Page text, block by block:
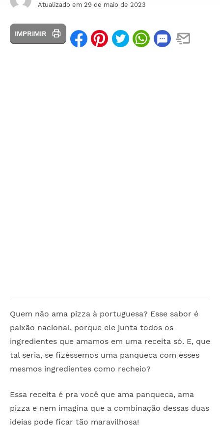
Atualizado em 29 de maio de 2023
IMPRIMIR
Quem não ama pizza à portuguesa? Esse sabor é
paixão nacional, porque ele junta todos os
ingredientes que amamos em uma receita só. E, que
tal seria, se fizéssemos uma panqueca com esses
mesmos ingredientes como recheio?
Essa receita é pra você que ama panqueca, ama
pizza e nem imagina que a combinação dessas duas
ideias pode ficar tão maravilhosa!